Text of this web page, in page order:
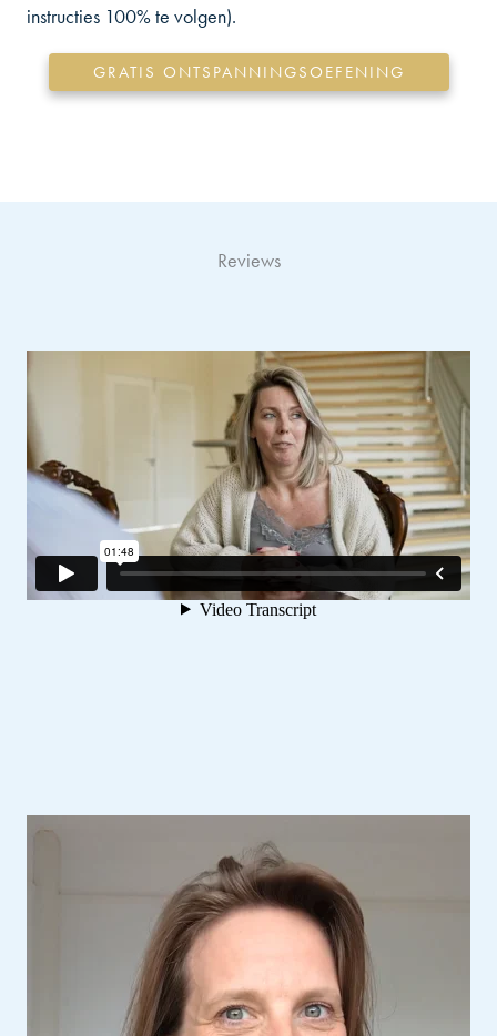
instructies 100% te volgen).
GRATIS ONTSPANNINGSOEFENING
Reviews